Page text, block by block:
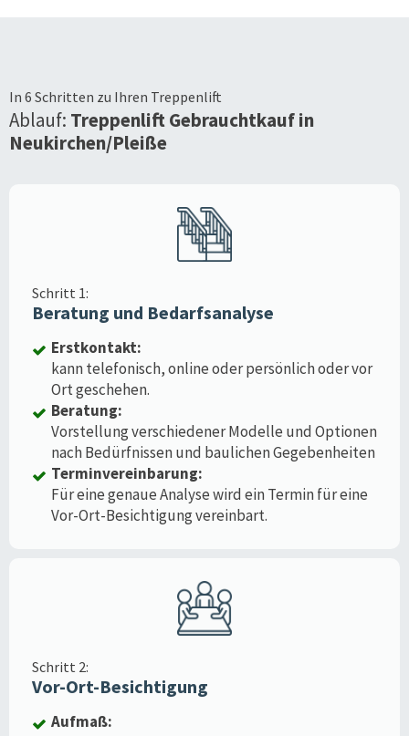
In 6 Schritten zu Ihren Treppenlift
Ablauf: Treppenlift Gebrauchtkauf in
Neukirchen/Pleiße
Schritt 1:
Beratung und Bedarfsanalyse
Erstkontakt:
kann telefonisch, online oder persönlich oder vor
Ort geschehen.
Beratung:
Vorstellung verschiedener Modelle und Optionen
nach Bedürfnissen und baulichen Gegebenheiten
Terminvereinbarung:
Für eine genaue Analyse wird ein Termin für eine
Vor-Ort-Besichtigung vereinbart.
Schritt 2:
Vor-Ort-Besichtigung
Aufmaß: